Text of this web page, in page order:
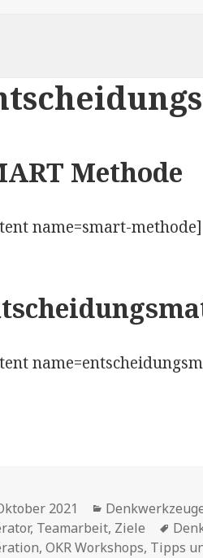
Methode
name=smart-methode]
2021 Kategorien
, Teamarbeit, Ziele
,OKR Workshops, Tipps